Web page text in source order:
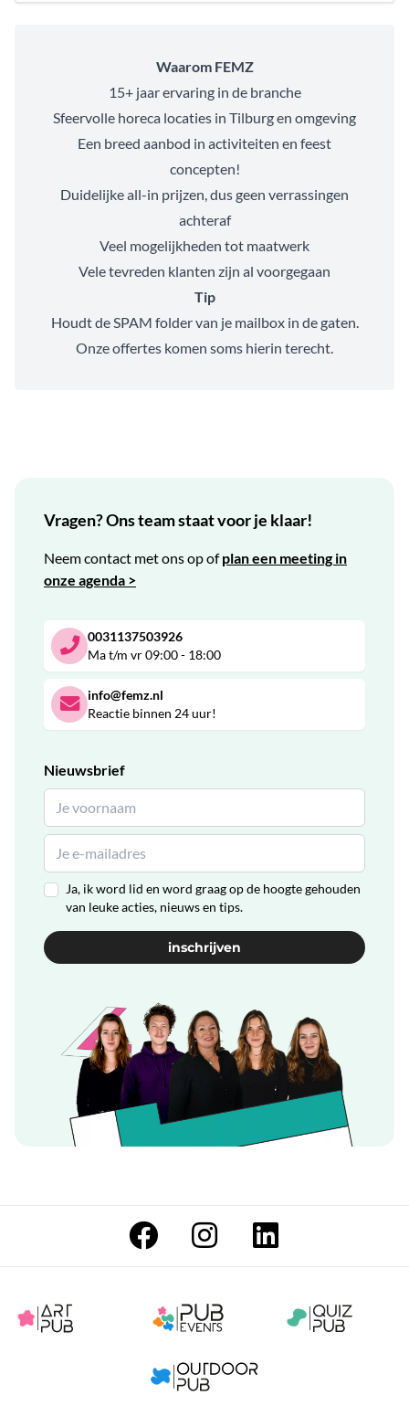
Waarom FEMZ
15+ jaar ervaring in de branche
Sfeervolle horeca locaties in Tilburg en omgeving
Een breed aanbod in activiteiten en feest
concepten!
Duidelijke all-in prijzen, dus geen verrassingen
achteraf
Veel mogelijkheden tot maatwerk
Vele tevreden klanten zijn al voorgegaan
Tip
Houdt de SPAM folder van je mailbox in de gaten.
Onze offertes komen soms hierin terecht.
Vragen? Ons team staat voor je klaar!
Neem contact met ons op ofplan een meeting in
onze agenda >
0031137503926
Ma t/m vr 09:00 - 18:00
info@femz.nl
Reactie binnen 24 uur!
Nieuwsbrief
Ja, ik word lid en word graag op de hoogte gehouden
van leuke acties, nieuws en tips.